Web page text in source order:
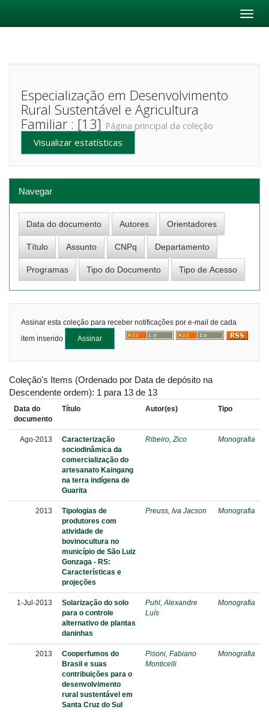
Especialização em Desenvolvimento
Rural Sustentável e Agricultura
Familiar : [13] Página principal da coleção
Visualizar estatísticas
Navegar
Assinar esta coleção para receber notificações por e-mail de cada
item inserido
Coleção's Items (Ordenado por Data de depósito na
Descendente ordem): 1 para 13 de 13
Data do
documento
Título Autor(es) Tipo
Ago-2013
Caracterização
sociodinâmica da
comercialização do
artesanato Kaingang
na terra indígena de
Guarita
Ribeiro, Zico Monografia
2013
Tipologias de
produtores com
atividade de
bovinocultura no
município de São Luiz
Gonzaga - RS:
Características e
projeções
Preuss, Iva Jacson Monografia
1-Jul-2013
Solarização do solo
para o controle
alternativo de plantas
daninhas
Puhl, Alexandre
Luís
Monografia
2013
Cooperfumos do
Brasil e suas
contribuições para o
desenvolvimento
rural sustentável em
Santa Cruz do Sul
Pisoni, Fabiano
Monticelli
Monografia